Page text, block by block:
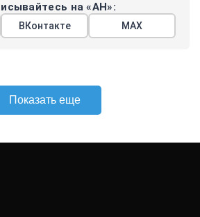
на «АН»:
ВКонтакте МАХ
Показать еще